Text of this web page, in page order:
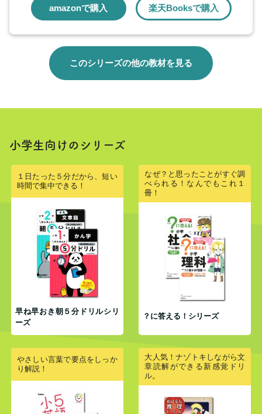
amazonで購入 楽天Booksで購入
このシリーズの他の教材を見る
小学生向けのシリーズ
１日たった５分だから、短い
時間で集中できる！
早ね早おき朝５分ドリルシリ
ーズ
なぜ？と思ったことがすぐ調
べられる！なんでもこれ１
冊！
？に答える！シリーズ
やさしい言葉で要点をしっか
り解説！
大人気！ナゾトキしながら文
章読解ができる新感覚ドリ
ル。